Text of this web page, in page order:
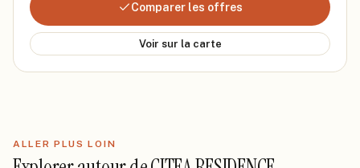
Comparer les offres
Voir sur la carte
ALLER PLUS LOIN